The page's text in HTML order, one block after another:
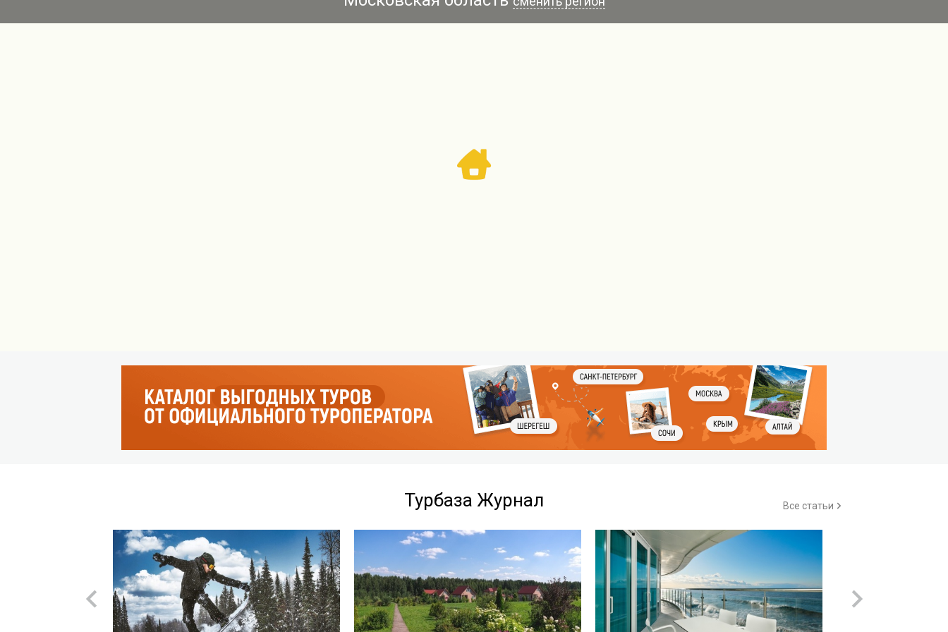
Турбаза Журнал Все статьи